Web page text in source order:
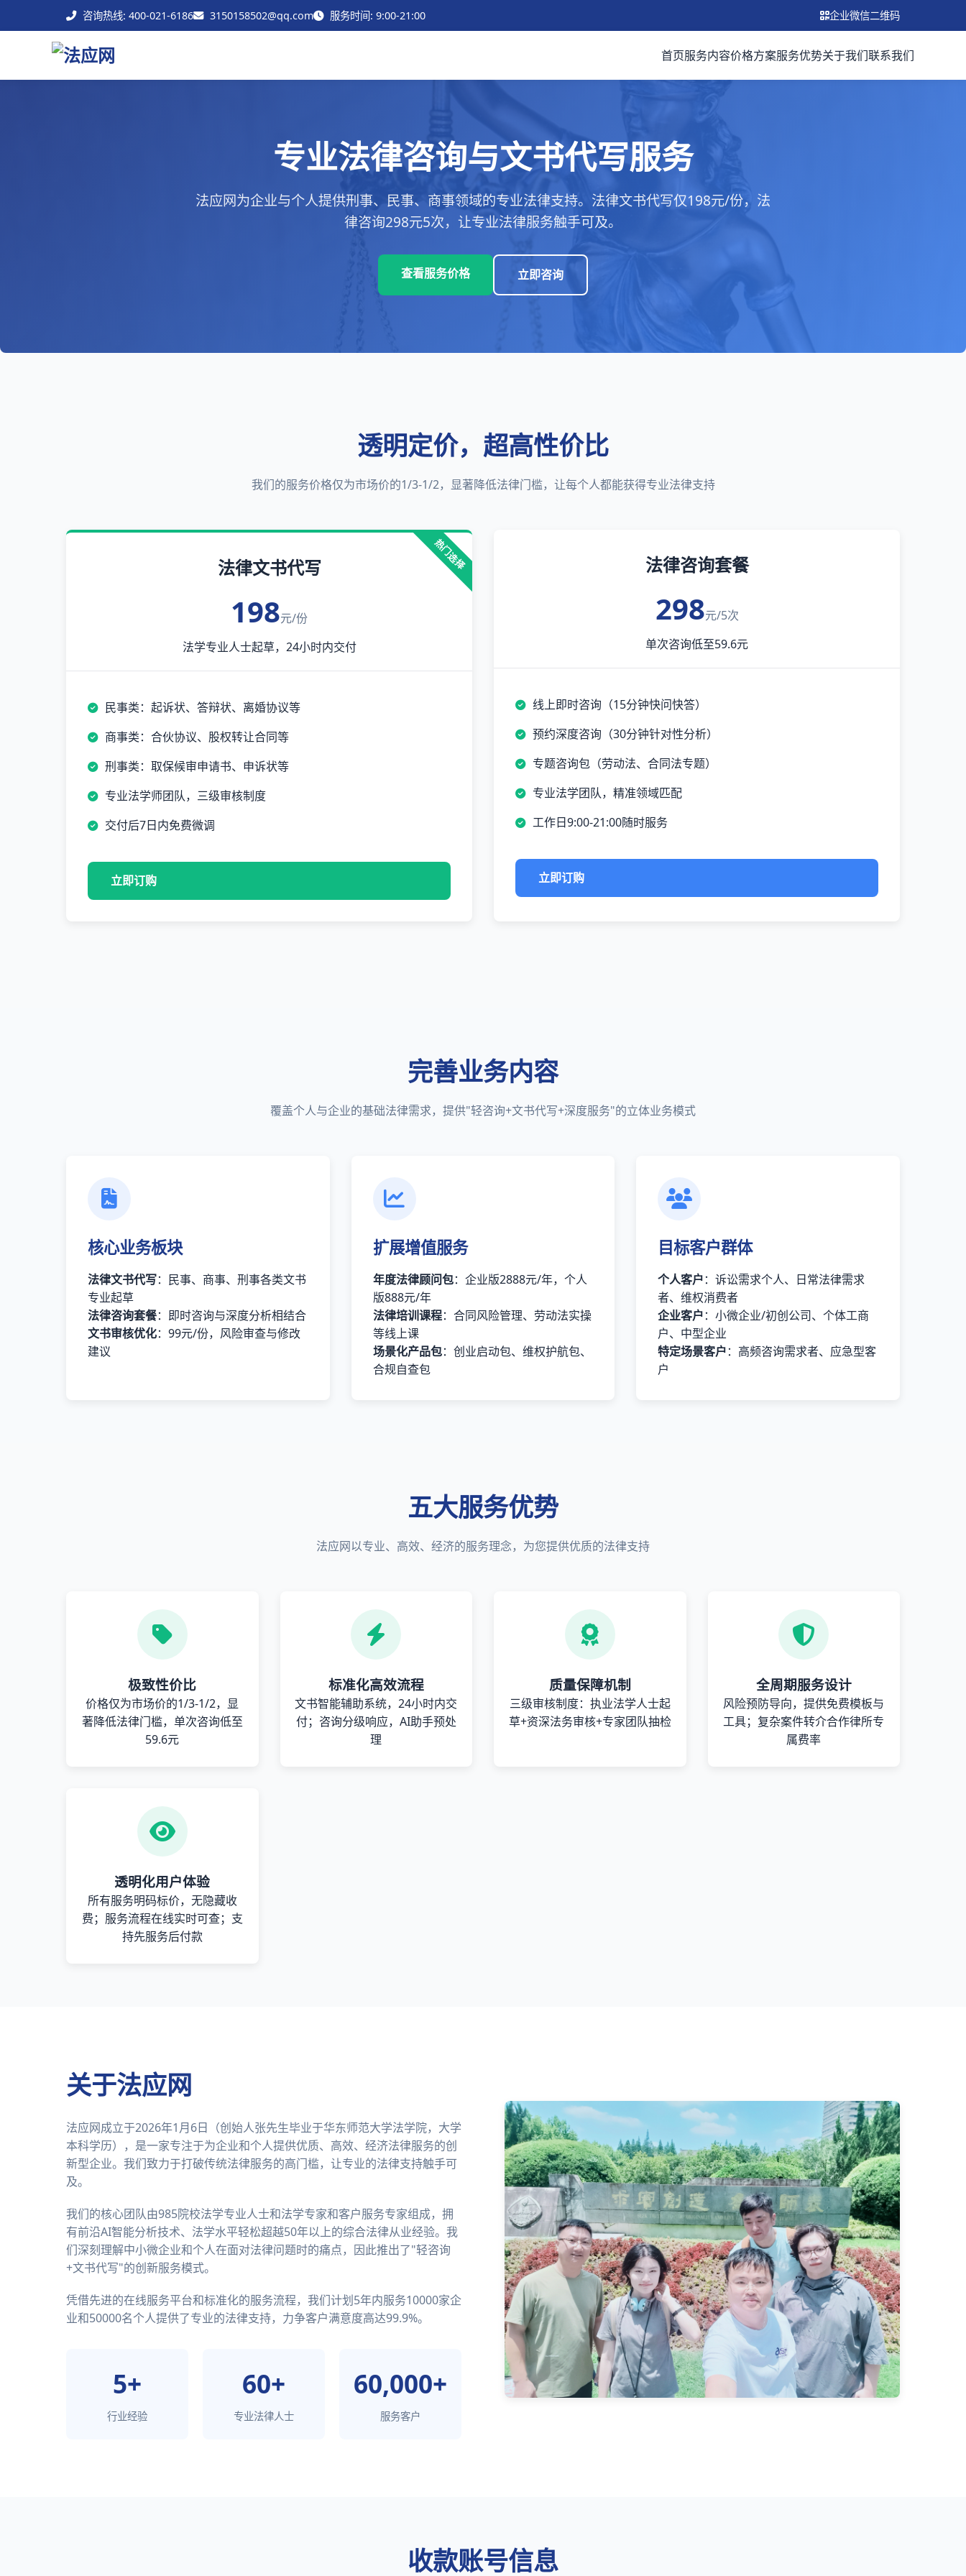
咨询热线: 400-021-6186 3150158502@qq.com 服务时间: 9:00-21:00 企业微信二维码
首页服务内容价格方案服务优势关于我们联系我们
专业法律咨询与文书代写服务
法应网为企业与个人提供刑事、民事、商事领域的专业法律支持。法律文书代写仅198元/份，法
律咨询298元5次，让专业法律服务触手可及。
查看服务价格 立即咨询
透明定价，超高性价比
我们的服务价格仅为市场价的1/3-1/2，显著降低法律门槛，让每个人都能获得专业法律支持
热门选择
法律文书代写
198元/份
法学专业人士起草，24小时内交付
民事类：起诉状、答辩状、离婚协议等
商事类：合伙协议、股权转让合同等
刑事类：取保候审申请书、申诉状等
专业法学师团队，三级审核制度
交付后7日内免费微调
立即订购
法律咨询套餐
298元/5次
单次咨询低至59.6元
线上即时咨询（15分钟快问快答）
预约深度咨询（30分钟针对性分析）
专题咨询包（劳动法、合同法专题）
专业法学团队，精准领域匹配
工作日9:00-21:00随时服务
立即订购
完善业务内容
覆盖个人与企业的基础法律需求，提供"轻咨询+文书代写+深度服务"的立体业务模式
核心业务板块
法律文书代写：民事、商事、刑事各类文书
专业起草
法律咨询套餐：即时咨询与深度分析相结合
文书审核优化：99元/份，风险审查与修改
建议
扩展增值服务
年度法律顾问包：企业版2888元/年，个人
版888元/年
法律培训课程：合同风险管理、劳动法实操
等线上课
场景化产品包：创业启动包、维权护航包、
合规自查包
目标客户群体
个人客户：诉讼需求个人、日常法律需求
者、维权消费者
企业客户：小微企业/初创公司、个体工商
户、中型企业
特定场景客户：高频咨询需求者、应急型客
户
五大服务优势
法应网以专业、高效、经济的服务理念，为您提供优质的法律支持
极致性价比
价格仅为市场价的1/3-1/2，显
著降低法律门槛，单次咨询低至
59.6元
标准化高效流程
文书智能辅助系统，24小时内交
付；咨询分级响应，AI助手预处
理
质量保障机制
三级审核制度：执业法学人士起
草+资深法务审核+专家团队抽检
全周期服务设计
风险预防导向，提供免费模板与
工具；复杂案件转介合作律所专
属费率
透明化用户体验
所有服务明码标价，无隐藏收
费；服务流程在线实时可查；支
持先服务后付款
关于法应网
法应网成立于2026年1月6日（创始人张先生毕业于华东师范大学法学院，大学
本科学历），是一家专注于为企业和个人提供优质、高效、经济法律服务的创
新型企业。我们致力于打破传统法律服务的高门槛，让专业的法律支持触手可
及。
我们的核心团队由985院校法学专业人士和法学专家和客户服务专家组成，拥
有前沿AI智能分析技术、法学水平轻松超越50年以上的综合法律从业经验。我
们深刻理解中小微企业和个人在面对法律问题时的痛点，因此推出了"轻咨询
+文书代写"的创新服务模式。
凭借先进的在线服务平台和标准化的服务流程，我们计划5年内服务10000家企
业和50000名个人提供了专业的法律支持，力争客户满意度高达99.9%。
5+
行业经验
60+
专业法律人士
60,000+
服务客户
收款账号信息